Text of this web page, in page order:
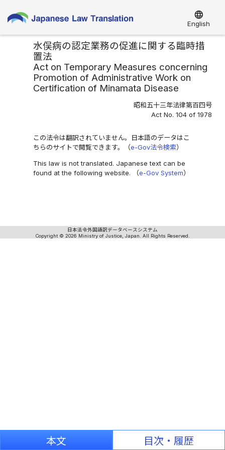
language
English
水俣病の認定業務の促進に関する臨時措
置法
Act on Temporary Measures concerning
Promotion of Administrative Work on
Certification of Minamata Disease
昭和五十三年法律第百四号
Act No. 104 of 1978
この法令は翻訳されていません。日本語のデータはこ
ちらのサイトで閲覧できます。（e-Gov法令検索）
This law is not translated. Japanese text can be
found at the following website. （e-Gov System）
日本法令外国語訳データベースシステム
Copyright © 2026 Ministry of Justice, Japan. All Rights Reserved.
本文 目次・履歴